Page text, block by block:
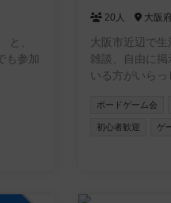
い
いた
して、
と、
も参加
20人 大阪府
大阪市近辺で
雑談、自由に掲示板に
いる方がいら
ボードゲーム会
初心者歓迎 ゲ